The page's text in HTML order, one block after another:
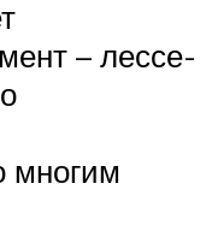
– лессе-
многим